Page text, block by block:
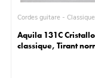
Cordes guitare - Classique
Aquila 131C
classique, Tirant